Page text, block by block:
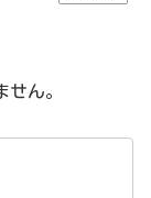
ん。